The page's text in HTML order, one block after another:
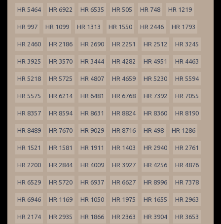
HR 5464 HR 6922 HR 6535 HR 505 HR 748 HR 1219
HR 997 HR 1099 HR 1313 HR 1550 HR 2446 HR 1793
HR 2460 HR 2186 HR 2690 HR 2251 HR 2512 HR 3245
HR 3925 HR 3570 HR 3444 HR 4282 HR 4951 HR 4463
HR 5218 HR 5725 HR 4807 HR 4659 HR 5230 HR 5594
HR 5575 HR 6214 HR 6481 HR 6768 HR 7392 HR 7055
HR 8357 HR 8594 HR 8631 HR 8824 HR 8360 HR 8190
HR 8489 HR 7670 HR 9029 HR 8716 HR 498 HR 1286
HR 1521 HR 1581 HR 1911 HR 1403 HR 2940 HR 2761
HR 2200 HR 2844 HR 4009 HR 3927 HR 4256 HR 4876
HR 6529 HR 5720 HR 6937 HR 6627 HR 8996 HR 7378
HR 6946 HR 1169 HR 1050 HR 1975 HR 1655 HR 2963
HR 2174 HR 2935 HR 1866 HR 2363 HR 3904 HR 3653